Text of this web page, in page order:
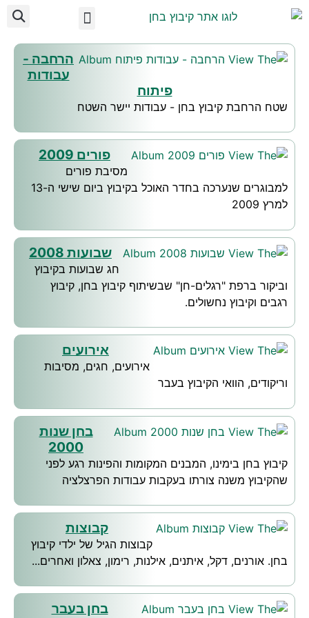
לתוכן
הרחבה -
עבודות
פיתוח
שטח הרחבת קיבוץ בחן - עבודות יישר השטח
פורים 2009
מסיבת פורים
למבוגרים שנערכה בחדר האוכל בקיבוץ ביום שישי ה-13
למרץ 2009
שבועות 2008
חג שבועות בקיבוץ
וביקור ברפת "רגלים-חן" שבשיתוף קיבוץ בחן, קיבוץ
רגבים וקיבוץ נחשולים.
אירועים
אירועים, חגים, מסיבות
וריקודים, הוואי הקיבוץ בעבר
בחן שנות
2000
קיבוץ בחן בימינו, המבנים המקומות והפינות רגע לפני
שהקיבוץ משנה צורתו בעקבות עבודות הפרצלציה
קבוצות
קבוצות הגיל של ילדי קיבוץ
בחן. אורנים, דקל, איתנים, אילנות, רימון, צאלון ואחרים...
בחן בעבר